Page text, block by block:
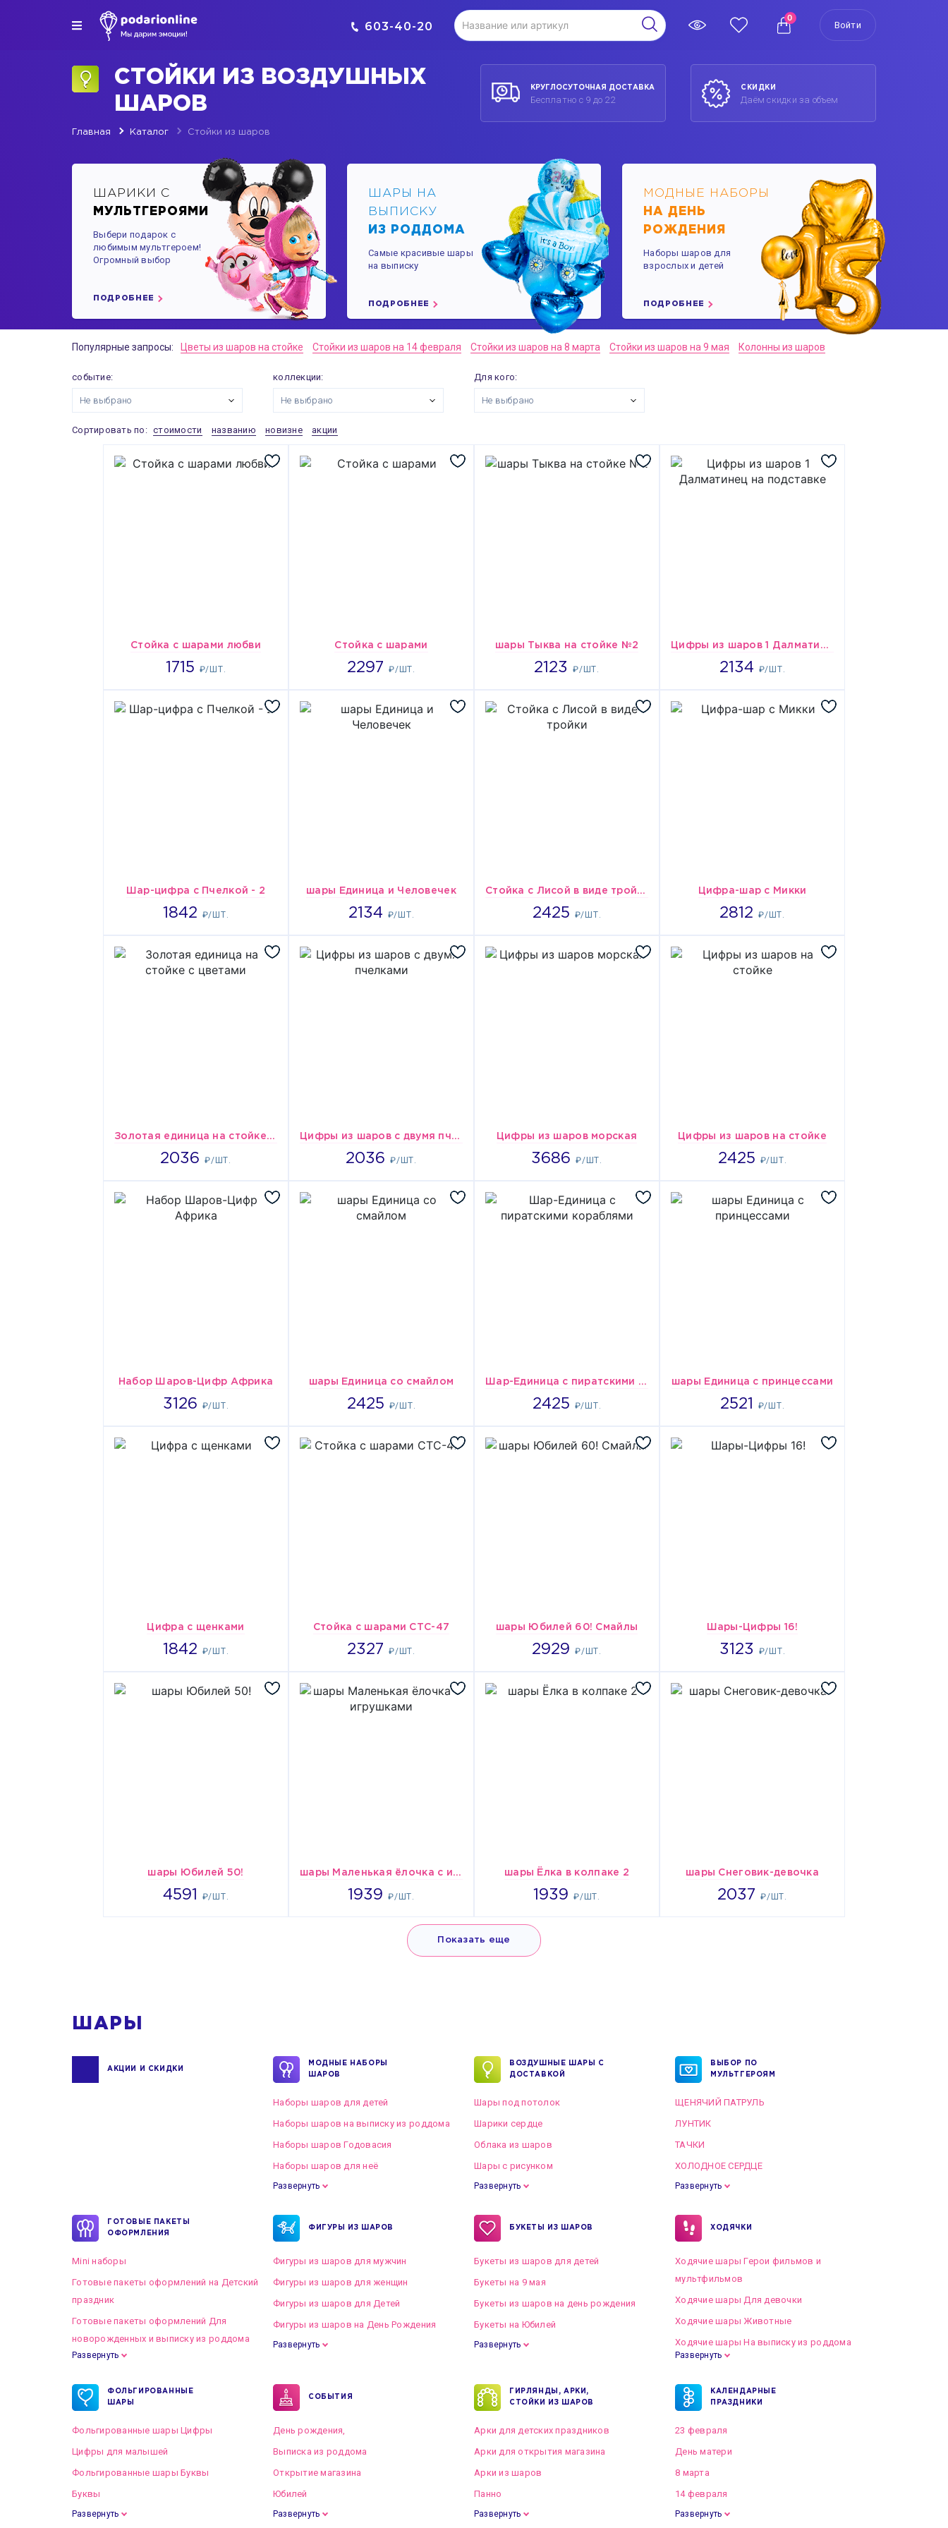
603-40-20
0
Войти
СТОЙКИ ИЗ ВОЗДУШНЫХ
ШАРОВ
Главная Каталог Стойки из шаров
КРУГЛОСУТОЧНАЯ ДОСТАВКА
Бесплатно с 9 до 22
СКИДКИ
Даём скидки за объем
ШАРИКИ С
МУЛЬТГЕРОЯМИ
Выбери подарок с
любимым мультгероем!
Огромный выбор
ПОДРОБНЕЕ
ШАРЫ НА
ВЫПИСКУ
ИЗ РОДДОМА
Самые красивые шары
на выписку
ПОДРОБНЕЕ
МОДНЫЕ НАБОРЫ
НА ДЕНЬ
РОЖДЕНИЯ
Наборы шаров для
взрослых и детей
ПОДРОБНЕЕ
Популярные запросы: Цветы из шаров на стойке Стойки из шаров на 14 февраля Стойки из шаров на 8 марта Стойки из шаров на 9 мая Колонны из шаров
событие:
Не выбрано
коллекции:
Не выбрано
Для кого:
Не выбрано
Сортировать по: стоимости названию новизне акции
Стойка с шарами любви
1715 ₽/ШТ.
1715 Стойка с шарами
2297₽/ШТ.
2297 шары Тыква на стойке №2
2123₽/ШТ.
2123 Цифры из шаров 1 Далматинец на подставке
2134 ₽/ШТ.
2134
Шар-цифра с Пчелкой - 2
1842 ₽/ШТ.
1842 шары Единица и Человечек
2134 ₽/ШТ.
2134 Стойка с Лисой в виде тройки
2425 ₽/ШТ.
2425 Цифра-шар с Микки
2812₽/ШТ.
2812
Золотая единица на стойке с цветами
2036₽/ШТ.
2036 Цифры из шаров с двумя пчелками
2036₽/ШТ.
2036 Цифры из шаров морская
3686₽/ШТ.
3686 Цифры из шаров на стойке
2425 ₽/ШТ.
2425
Набор Шаров-Цифр Африка
3126 ₽/ШТ.
3126 шары Единица со смайлом
2425 ₽/ШТ.
2425 Шар-Единица с пиратскими кораблями
2425 ₽/ШТ.
2425 шары Единица с принцессами
2521 ₽/ШТ.
2521
Цифра с щенками
1842 ₽/ШТ.
1842 Стойка с шарами СТС-47
2327₽/ШТ.
2327 шары Юбилей 60! Смайлы
2929₽/ШТ.
2929 Шары-Цифры 16!
3123 ₽/ШТ.
3123
шары Юбилей 50!
4591 ₽/ШТ.
4591 шары Маленькая ёлочка с игрушками
1939₽/ШТ.
1939 шары Ёлка в колпаке 2
1939₽/ШТ.
1939 шары Снеговик-девочка
2037₽/ШТ.
2037
Показать еще
ШАРЫ
АКЦИИ И СКИДКИ
МОДНЫЕ НАБОРЫ
ШАРОВ
Наборы шаров для детей
Наборы шаров на выписку из роддома
Наборы шаров Годовасия
Наборы шаров для неё
Развернуть
ВОЗДУШНЫЕ ШАРЫ С
ДОСТАВКОЙ
Шары под потолок
Шарики сердце
Облака из шаров
Шары с рисунком
Развернуть
ВЫБОР ПО
МУЛЬТГЕРОЯМ
ЩЕНЯЧИЙ ПАТРУЛЬ
ЛУНТИК
ТАЧКИ
ХОЛОДНОЕ СЕРДЦЕ
Развернуть
ГОТОВЫЕ ПАКЕТЫ
ОФОРМЛЕНИЯ
Mini наборы
Готовые пакеты оформлений на Детский
праздник
Готовые пакеты оформлений Для
новорожденных и выписку из роддома
Готовые пакеты оформлений на Свадьбу
Развернуть
ФИГУРЫ ИЗ ШАРОВ
Фигуры из шаров для мужчин
Фигуры из шаров для женщин
Фигуры из шаров для Детей
Фигуры из шаров на День Рождения
Развернуть
БУКЕТЫ ИЗ ШАРОВ
Букеты из шаров для детей
Букеты на 9 мая
Букеты из шаров на день рождения
Букеты на Юбилей
Развернуть
ХОДЯЧКИ
Ходячие шары Герои фильмов и
мультфильмов
Ходячие шары Для девочки
Ходячие шары Животные
Ходячие шары На выписку из роддома
Развернуть
ФОЛЬГИРОВАННЫЕ
ШАРЫ
Фольгированные шары Цифры
Цифры для малышей
Фольгированные шары Буквы
Буквы
Развернуть
СОБЫТИЯ
День рождения,
Выписка из роддома
Открытие магазина
Юбилей
Развернуть
ГИРЛЯНДЫ, АРКИ,
СТОЙКИ ИЗ ШАРОВ
Арки для детских праздников
Арки для открытия магазина
Арки из шаров
Панно
Развернуть
КАЛЕНДАРНЫЕ
ПРАЗДНИКИ
23 февраля
День матери
8 марта
14 февраля
Развернуть